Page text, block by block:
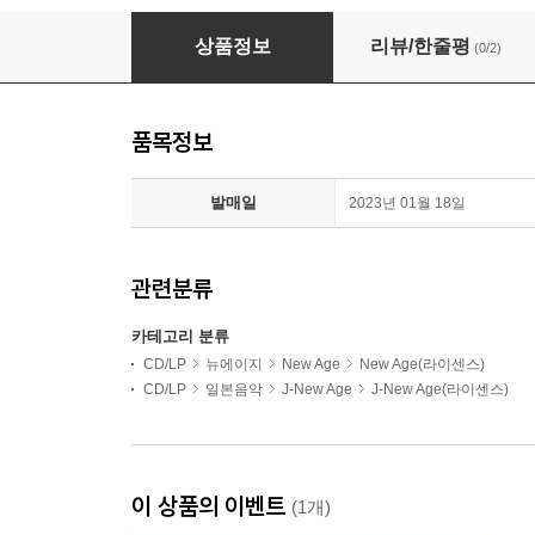
Ryuichi Sakamoto (류이치 사카모토) - 12
상품정보 리뷰/한줄평 (0/2)
품목정보
발매일 2023년 01월 18일
관련분류
카테고리 분류
CD/LP 뉴에이지 New Age
New Age(라이센스)
CD/LP
일본음악 J-New Age J-New Age(라이센스)
이 상품의 이벤트 (1개)